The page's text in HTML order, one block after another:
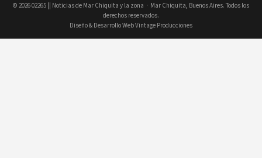
© 202602265 || Noticias de Mar Chiquita y la zona · Mar Chiquita, Buenos Aires. Todos los
derechos reservados.
Diseño & Desarrollo Web Vintage Producciones